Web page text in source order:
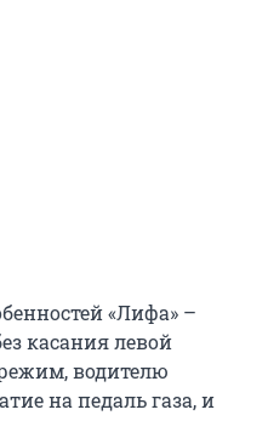
«Лифа» –
касания левой
водителю
на педаль газа, и